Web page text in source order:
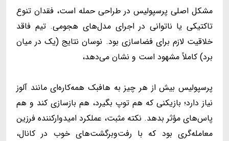
مشکل اصلی پرسپولیس در طراحی حمله است، فقدان تنوع
تاکتیکی یا ناتوانی در اجرای مدل‌های هجومی. تیم فاقد
خلاقیت لازم برای فضاسازی بود. نوسان نتایج (یک در میان
برد) کاملاً مشهود است و نشان می‌دهد،
پرسپولیس بیش از هر چیز به هافبک همه‌کاره‌ای مانند آلوز
نیاز دارد؛ بازیکنی که هم توپ بگیرد، هم بازسازی کند و هم
پاس‌های مؤثر بدهد. نکته مثبت، عملکرد امیدوارکننده فرزین
معامله‌گری بود که با رفت‌وبرگشت‌های خوب در کانال،